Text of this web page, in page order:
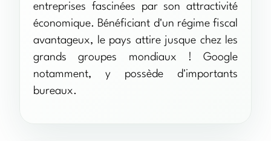
entreprises fascinées par son attractivité
économique. Bénéficiant d'un régime fiscal
avantageux, le pays attire jusque chez les
grands groupes mondiaux ! Google
notamment, y possède d'importants
bureaux.